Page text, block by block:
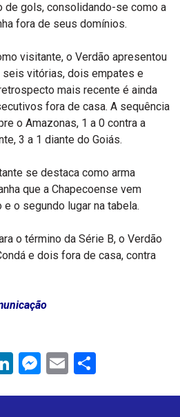
gols, consolidando-se como a
fora de seus domínios.
visitante, o Verdão apresentou
vitórias, dois empates e
mais recente é ainda
fora de casa. A sequência
o Amazonas, 1 a 0 contra a
3 a 1 diante do Goiás.
se destaca como arma
que a Chapecoense vem
o segundo lugar na tabela.
o término da Série B, o Verdão
e dois fora de casa, contra
LinkedIn
Messenger
Email